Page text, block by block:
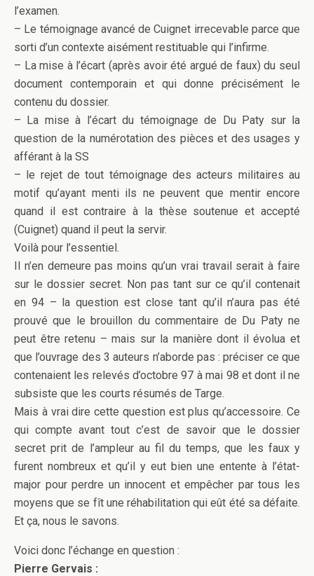
l’examen.
– Le témoignage avancé de Cuignet irrecevable parce que
sorti d’un contexte aisément restituable qui l’infirme.
– La mise à l’écart (après avoir été argué de faux) du seul
document contemporain et qui donne précisément le
contenu du dossier.
– La mise à l’écart du témoignage de Du Paty sur la
question de la numérotation des pièces et des usages y
afférant à la SS
– le rejet de tout témoignage des acteurs militaires au
motif qu’ayant menti ils ne peuvent que mentir encore
quand il est contraire à la thèse soutenue et accepté
(Cuignet) quand il peut la servir.
Voilà pour l’essentiel.
Il n’en demeure pas moins qu’un vrai travail serait à faire
sur le dossier secret. Non pas tant sur ce qu’il contenait
en 94 – la question est close tant qu’il n’aura pas été
prouvé que le brouillon du commentaire de Du Paty ne
peut être retenu – mais sur la manière dont il évolua et
que l’ouvrage des 3 auteurs n’aborde pas : préciser ce que
contenaient les relevés d’octobre 97 à mai 98 et dont il ne
subsiste que les courts résumés de Targe.
Mais à vrai dire cette question est plus qu’accessoire. Ce
qui compte avant tout c’est de savoir que le dossier
secret prit de l’ampleur au fil du temps, que les faux y
furent nombreux et qu’il y eut bien une entente à l’état-
major pour perdre un innocent et empêcher par tous les
moyens que se fît une réhabilitation qui eût été sa défaite.
Et ça, nous le savons.
Voici donc l’échange en question :
Pierre Gervais :